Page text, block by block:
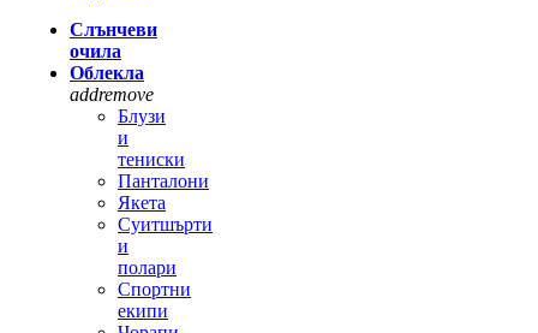
Слънчеви
очила
Облекла
addremove
Блузи
и
тениски
Панталони
Якета
Суитшърти
и
полари
Спортни
екипи